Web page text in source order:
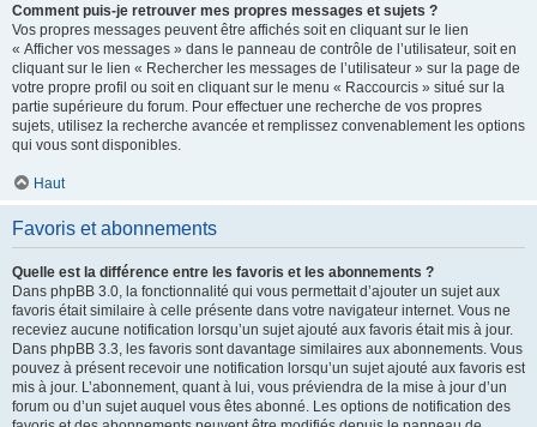
Comment puis-je retrouver mes propres messages et sujets ?
Vos propres messages peuvent être affichés soit en cliquant sur le lien
« Afficher vos messages » dans le panneau de contrôle de l’utilisateur, soit en
cliquant sur le lien « Rechercher les messages de l’utilisateur » sur la page de
votre propre profil ou soit en cliquant sur le menu « Raccourcis » situé sur la
partie supérieure du forum. Pour effectuer une recherche de vos propres
sujets, utilisez la recherche avancée et remplissez convenablement les options
qui vous sont disponibles.
Haut
Favoris et abonnements
Quelle est la différence entre les favoris et les abonnements ?
Dans phpBB 3.0, la fonctionnalité qui vous permettait d’ajouter un sujet aux
favoris était similaire à celle présente dans votre navigateur internet. Vous ne
receviez aucune notification lorsqu’un sujet ajouté aux favoris était mis à jour.
Dans phpBB 3.3, les favoris sont davantage similaires aux abonnements. Vous
pouvez à présent recevoir une notification lorsqu’un sujet ajouté aux favoris est
mis à jour. L’abonnement, quant à lui, vous préviendra de la mise à jour d’un
forum ou d’un sujet auquel vous êtes abonné. Les options de notification des